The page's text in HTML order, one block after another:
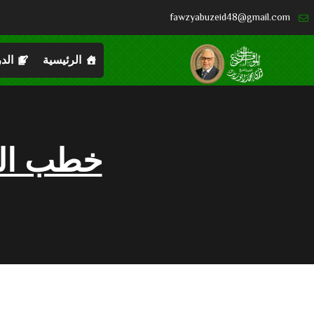
fawzyabuzeid48@gmail.com
الرئيسية
خطب